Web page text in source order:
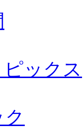
ックス